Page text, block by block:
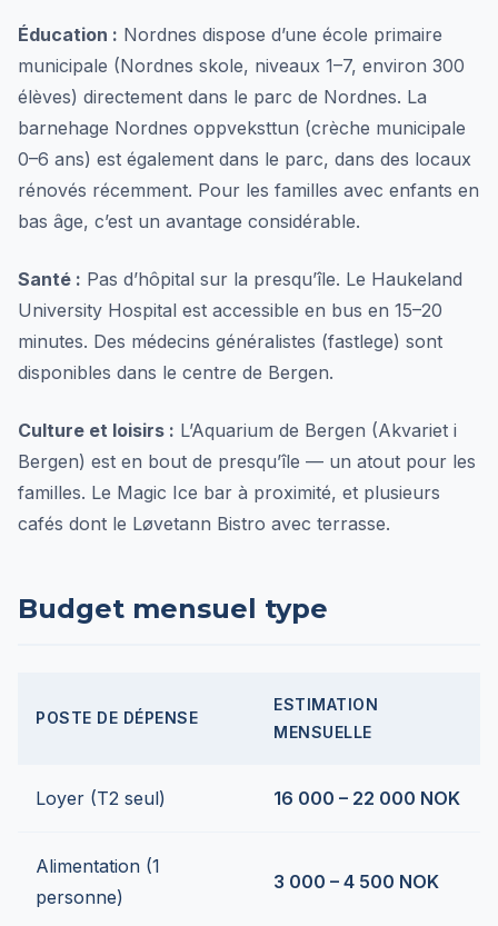
Éducation : Nordnes dispose d’une école primaire
municipale (Nordnes skole, niveaux 1–7, environ 300
élèves) directement dans le parc de Nordnes. La
barnehage Nordnes oppveksttun (crèche municipale
0–6 ans) est également dans le parc, dans des locaux
rénovés récemment. Pour les familles avec enfants en
bas âge, c’est un avantage considérable.
Santé : Pas d’hôpital sur la presqu’île. Le Haukeland
University Hospital est accessible en bus en 15–20
minutes. Des médecins généralistes (fastlege) sont
disponibles dans le centre de Bergen.
Culture et loisirs : L’Aquarium de Bergen (Akvariet i
Bergen) est en bout de presqu’île — un atout pour les
familles. Le Magic Ice bar à proximité, et plusieurs
cafés dont le Løvetann Bistro avec terrasse.
Budget mensuel type
POSTE DE DÉPENSE
ESTIMATION
MENSUELLE
Loyer (T2 seul) 16 000 – 22 000 NOK
Alimentation (1
personne)
3 000 – 4 500 NOK